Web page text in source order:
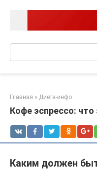
Главная » Диета-инфо
Кофе эспрессо:
Каким должен